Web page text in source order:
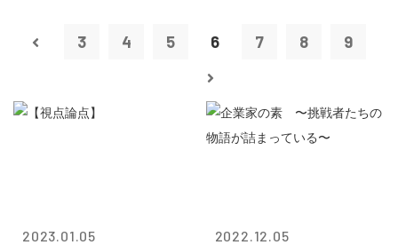
3 4 5 6 7 8 9
2023.01.05 2022.12.05